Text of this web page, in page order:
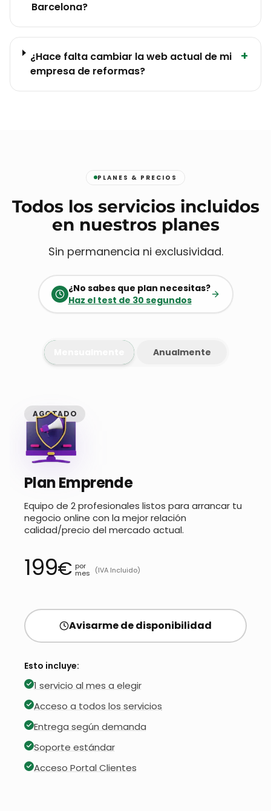
Barcelona?
¿Hace falta cambiar la web actual de mi
empresa de reformas?
+
PLANES & PRECIOS
Todos los servicios incluidos
en nuestros planes
Sin permanencia ni exclusividad.
¿No sabes que plan necesitas?
Haz el test de 30 segundos
Anualmente
AGOTADO
Plan Emprende
Equipo de 2 profesionales listos para arrancar tu
negocio online con la mejor relación
calidad/precio del mercado actual.
199€ por
mes (IVA Incluido)
Avisarme de disponibilidad
Esto incluye:
1 servicio al mes a elegir
Acceso a todos los servicios
Entrega según demanda
Soporte estándar
Acceso Portal Clientes